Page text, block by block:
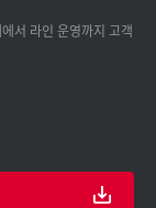
서 라인 운영까지 고객